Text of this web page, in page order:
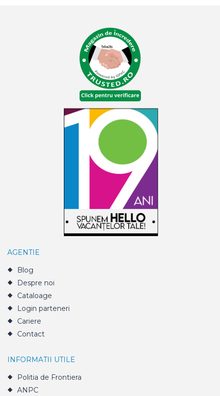
AGENTIE
Blog
Despre noi
Cataloage
Login parteneri
Cariere
Contact
INFORMATII UTILE
Politia de Frontiera
ANPC